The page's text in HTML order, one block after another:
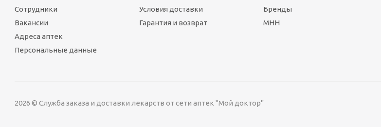
Сотрудники
Вакансии
Адреса аптек
Персональные данные
Условия доставки
Гарантия и возврат
Бренды
МНН
2026 © Служба заказа и доставки лекарств от сети аптек "Мой доктор"